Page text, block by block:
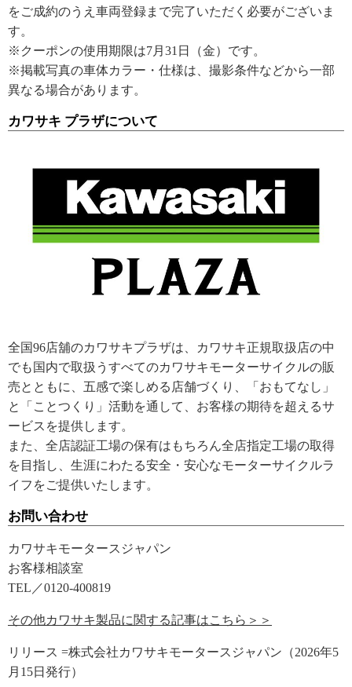
をご成約のうえ車両登録まで完了いただく必要がございま
す。
※クーポンの使用期限は7月31日（金）です。
※掲載写真の車体カラー・仕様は、撮影条件などから一部
異なる場合があります。
カワサキ プラザについて
全国96店舖のカワサキプラザは、カワサキ正規取扱店の中
でも国内で取扱うすべてのカワサキモーターサイクルの販
売とともに、五感で楽しめる店舗づくり、「おもてなし」
と「ことつくり」活動を通して、お客様の期待を超えるサ
ービスを提供します。
また、全店認証工場の保有はもちろん全店指定工場の取得
を目指し、生涯にわたる安全・安心なモーターサイクルラ
イフをご提供いたします。
お問い合わせ
カワサキモータースジャパン
お客様相談室
TEL／0120-400819
その他カワサキ製品に関する記事はこちら＞＞
リリース =株式会社カワサキモータースジャパン（2026年5
月15日発行）